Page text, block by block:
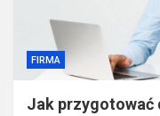
FIRMA
Jak przygotować